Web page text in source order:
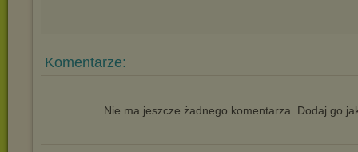
Komentarze:
Nie ma jeszcze żadnego komentarza. Dodaj go